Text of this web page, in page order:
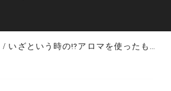
いざという時の⁉アロマを使ったものもらい対処法！！